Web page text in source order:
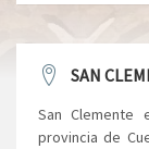
SAN
San Clemente
provincia de